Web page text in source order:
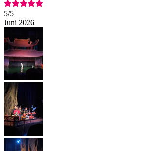
5/5
Juni 2026